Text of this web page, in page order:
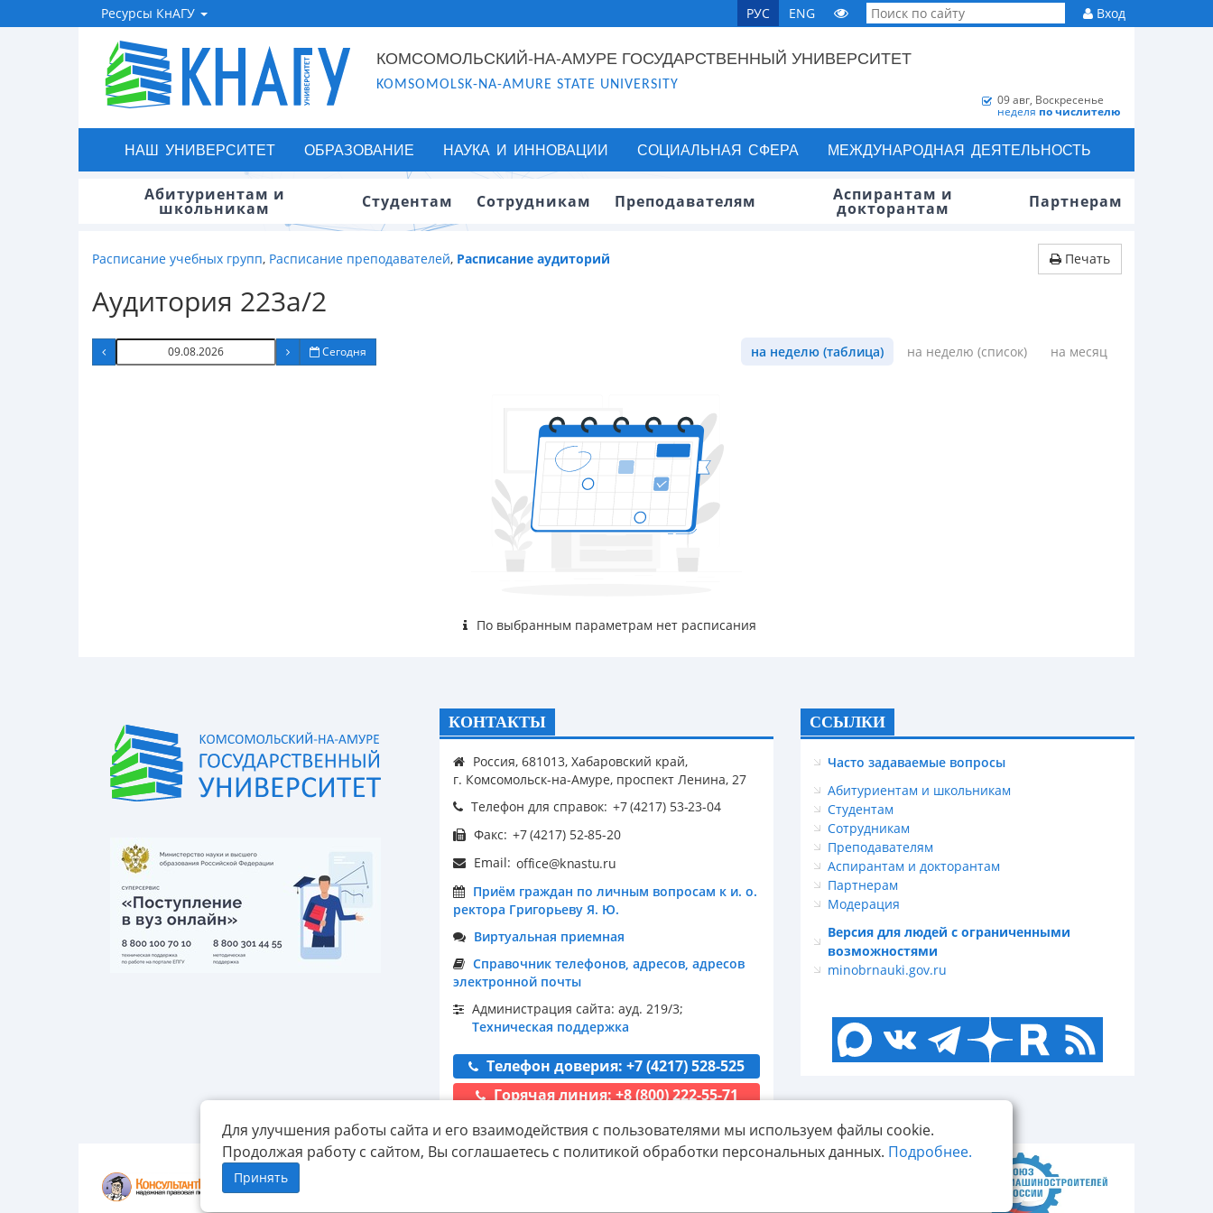
Ресурсы КнАГУ РУС ENG Вход
КОМСОМОЛЬСКИЙ-НА-АМУРЕ ГОСУДАРСТВЕННЫЙ УНИВЕРСИТЕТ
KOMSOMOLSK-NA-AMURE STATE UNIVERSITY
09 авг, Воскресенье
неделя по числителю
НАШ УНИВЕРСИТЕТ ОБРАЗОВАНИЕ НАУКА И ИННОВАЦИИ СОЦИАЛЬНАЯ СФЕРА МЕЖДУНАРОДНАЯ ДЕЯТЕЛЬНОСТЬ
Абитуриентам и
школьникам Студентам Сотрудникам Преподавателям Аспирантам и
докторантам Партнерам
Расписание учебных групп, Расписание преподавателей, Расписание аудиторий Печать
Аудитория 223а/2
Сегодня на неделю (таблица) на неделю (список) на месяц
По выбранным параметрам нет расписания
Для улучшения работы сайта и его взаимодействия с пользователями мы используем файлы cookie.
Продолжая работу с сайтом, Вы соглашаетесь с политикой обработки персональных данных. Подробнее.
Принять
КОНТАКТЫ
Россия, 681013, Хабаровский край,
г. Комсомольск-на-Амуре, проспект Ленина, 27
Телефон для справок:
Факс:
Email:
Приём граждан по личным вопросам к и. о.
ректора Григорьеву Я. Ю.
Виртуальная приемная
Справочник телефонов, адресов, адресов
электронной почты
Администрация сайта: ауд. 219/3;
Техническая поддержка
Телефон доверия: +7 (4217) 528-525
Горячая линия: +8 (800) 222-55-71
ССЫЛКИ
Часто задаваемые вопросы
Абитуриентам и школьникам
Студентам
Сотрудникам
Преподавателям
Аспирантам и докторантам
Партнерам
Модерация
Версия для людей с ограниченными
возможностями
minobrnauki.gov.ru